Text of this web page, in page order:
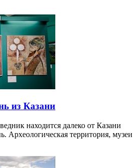
из Казани
находится далеко от Казани
Археологическая территория, музеи